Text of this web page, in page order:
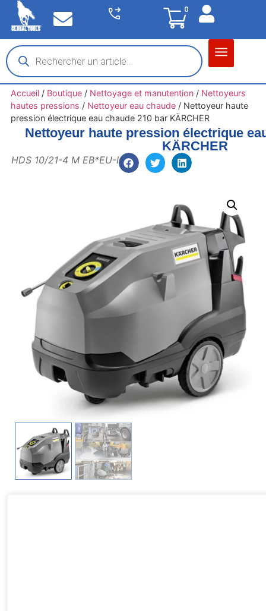
0
Accueil/ Boutique/ Nettoyage et manutention/ Nettoyeurs
hautes pressions / Nettoyeur eau chaude/ Nettoyeur haute
pression électrique eau chaude 210 bar KÄRCHER
Nettoyeur haute pression électrique
KÄRCHER
HDS 10/21-4 M EB*EU-I